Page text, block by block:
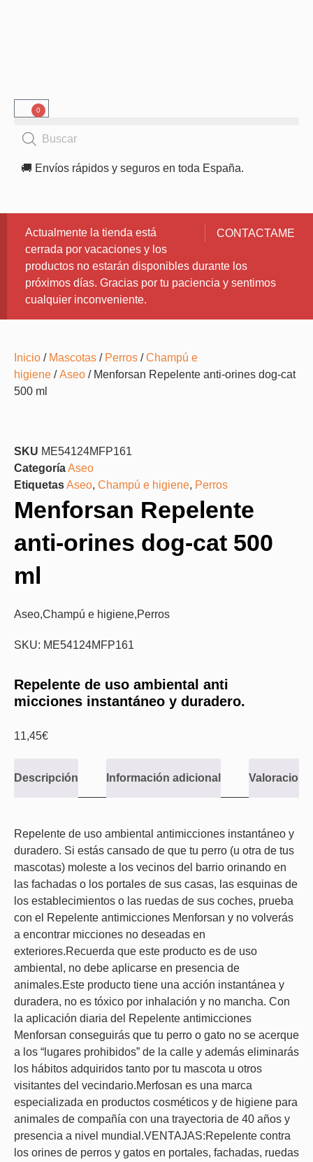
0
🚚 Envíos rápidos y seguros en toda España.
CONTACTAME
Actualmente la tienda está
cerrada por vacaciones y los
productos no estarán disponibles durante los
próximos días. Gracias por tu paciencia y sentimos
cualquier inconveniente.
Inicio / Mascotas / Perros /Champú e
higiene /Aseo / Menforsan Repelente anti-orines dog-cat
500 ml
SKU ME54124MFP161
CategoríaAseo
EtiquetasAseo, Champú e higiene, Perros
Menforsan Repelente
anti-orines dog-cat 500
ml
Aseo,Champú e higiene,Perros
SKU: ME54124MFP161
Repelente de uso ambiental anti
micciones instantáneo y duradero.
11,45€
Descripción Información adicional
Repelente de uso ambiental antimicciones instantáneo y
duradero. Si estás cansado de que tu perro (u otra de tus
mascotas) moleste a los vecinos del barrio orinando en
las fachadas o los portales de sus casas, las esquinas de
los establecimientos o las ruedas de sus coches, prueba
con el Repelente antimicciones Menforsan y no volverás
a encontrar micciones no deseadas en
exteriores.Recuerda que este producto es de uso
ambiental, no debe aplicarse en presencia de
animales.Este producto tiene una acción instantánea y
duradera, no es tóxico por inhalación y no mancha. Con
la aplicación diaria del Repelente antimicciones
Menforsan conseguirás que tu perro o gato no se acerque
a los “lugares prohibidos” de la calle y además eliminarás
los hábitos adquiridos tanto por tu mascota u otros
visitantes del vecindario.Merfosan es una marca
especializada en productos cosméticos y de higiene para
animales de compañía con una trayectoria de 40 años y
presencia a nivel mundial.VENTAJAS:Repelente contra
los orines de perros y gatos en portales, fachadas, ruedas